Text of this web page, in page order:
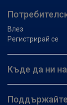
Влез
Регистрирай се
Къде да ни